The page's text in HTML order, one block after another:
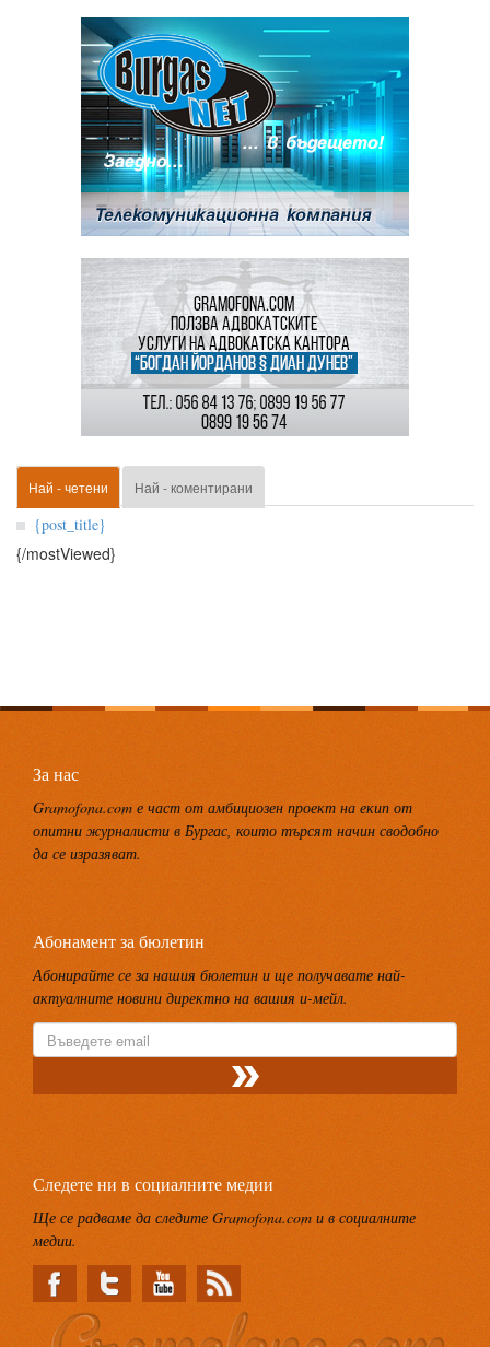
Най - четени Най - коментирани
{post_title}
{/mostViewed}
За нас
Gramofona.com е част от амбициозен проект на екип от
опитни журналисти в Бургас, които търсят начин сводобно
да се изразяват.
Абонамент за бюлетин
Абонирайте се за нашия бюлетин и ще получавате най-
актуалните новини директно на вашия и-мейл.
Следете ни в социалните медии
Ще се радваме да следите Gramofona.com и в социалните
медии.